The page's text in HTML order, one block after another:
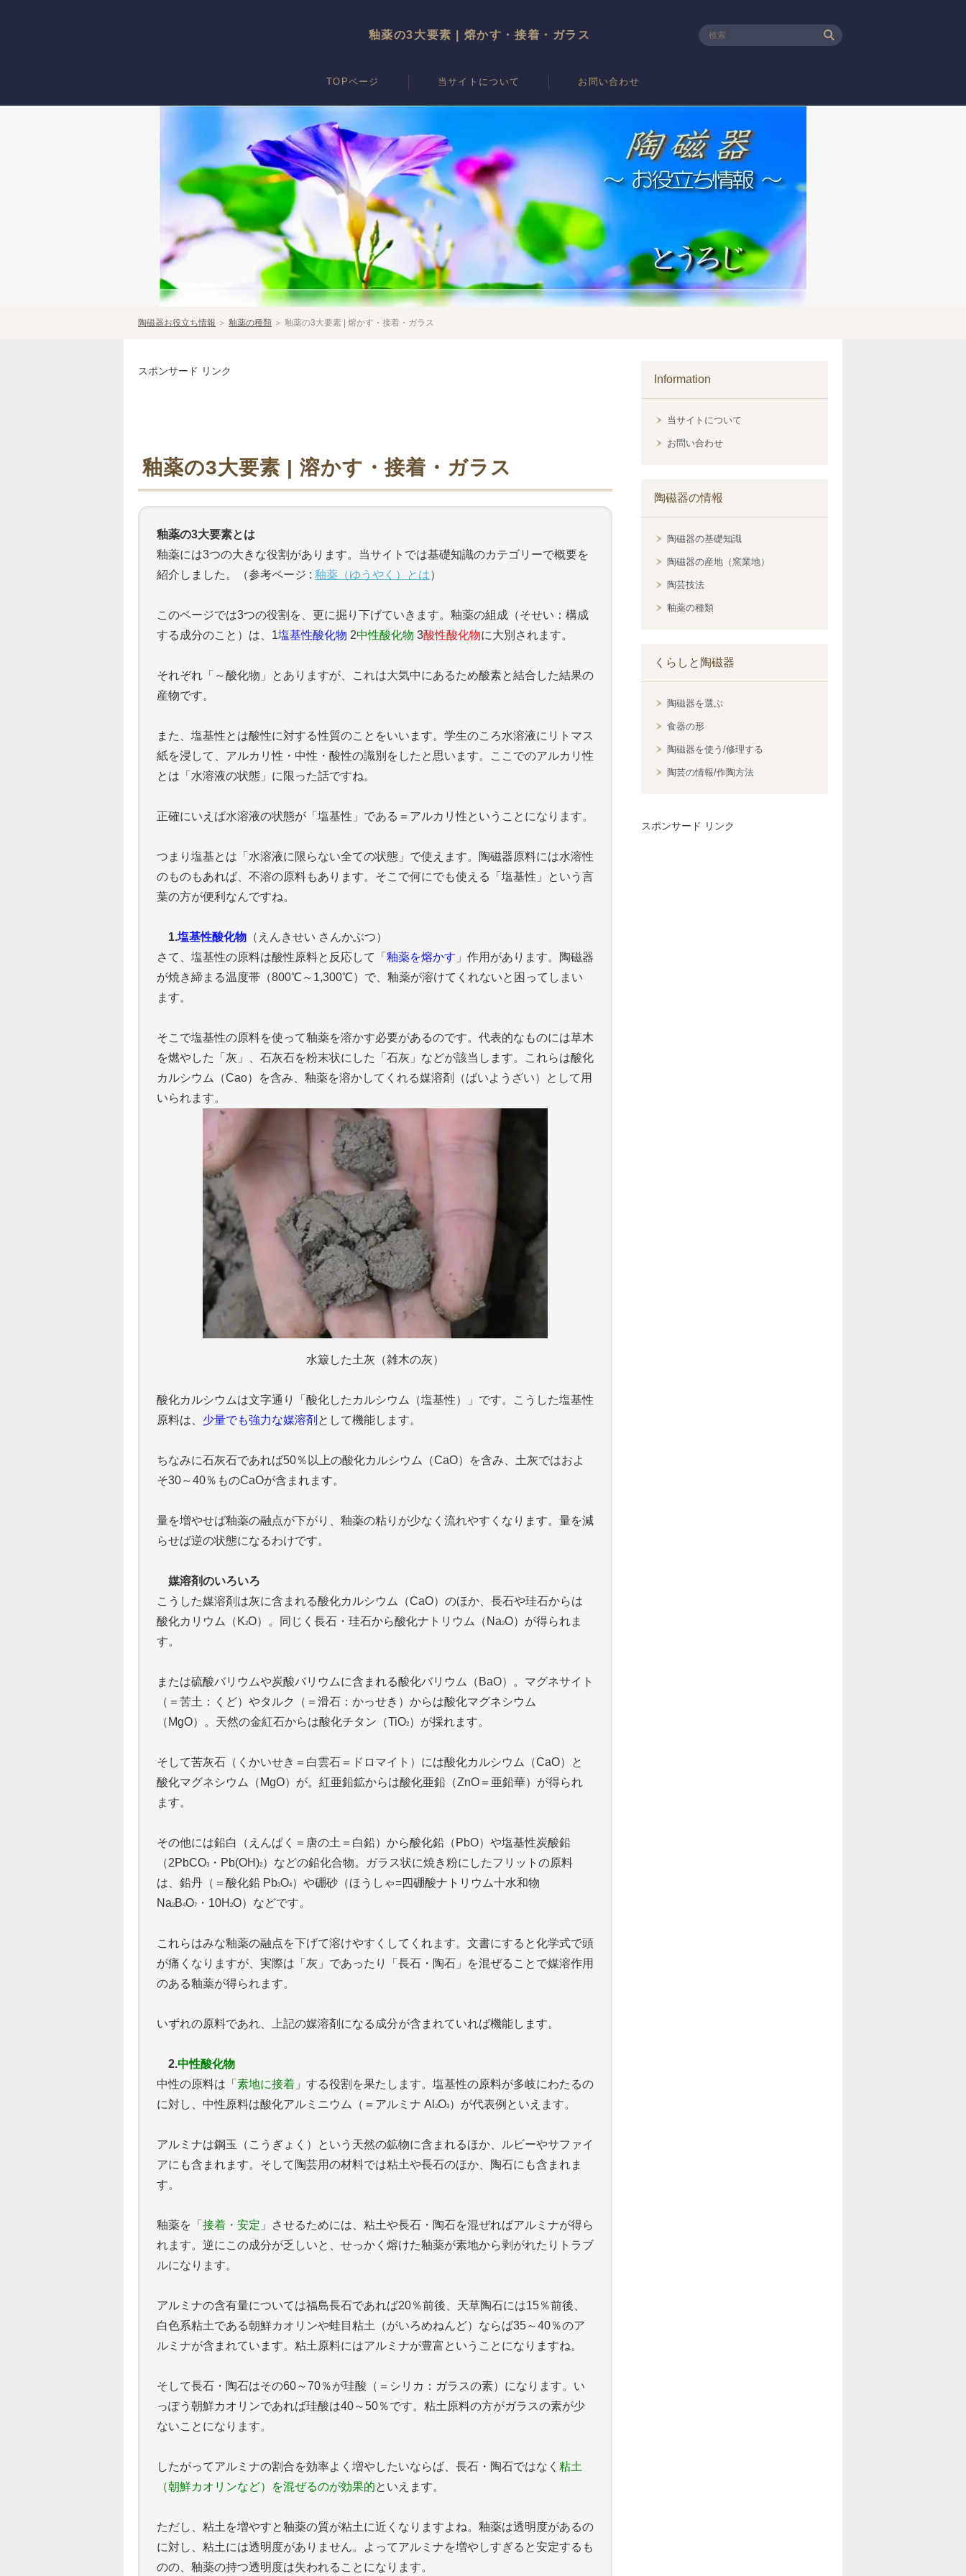
釉薬の3大要素 | 熔かす・接着・ガラス
TOPページ 当サイトについて お問い合わせ
陶磁器お役立ち情報 ＞ 釉薬の種類 ＞ 釉薬の3大要素 | 熔かす・接着・ガラス
スポンサード リンク
釉薬の3大要素 | 溶かす・接着・ガラス
釉薬の3大要素とは
釉薬には3つの大きな役割があります。当サイトでは基礎知識のカテゴリーで概要を
紹介しました。（参考ページ : 釉薬（ゆうやく）とは）
このページでは3つの役割を、更に掘り下げていきます。釉薬の組成（そせい：構成
する成分のこと）は、1塩基性酸化物 2中性酸化物 3酸性酸化物に大別されます。
それぞれ「～酸化物」とありますが、これは大気中にあるため酸素と結合した結果の
産物です。
また、塩基性とは酸性に対する性質のことをいいます。学生のころ水溶液にリトマス
紙を浸して、アルカリ性・中性・酸性の識別をしたと思います。ここでのアルカリ性
とは「水溶液の状態」に限った話ですね。
正確にいえば水溶液の状態が「塩基性」である＝アルカリ性ということになります。
つまり塩基とは「水溶液に限らない全ての状態」で使えます。陶磁器原料には水溶性
のものもあれば、不溶の原料もあります。そこで何にでも使える「塩基性」という言
葉の方が便利なんですね。
1.塩基性酸化物 （えんきせい さんかぶつ）
さて、塩基性の原料は酸性原料と反応して「 釉薬を熔かす 」作用があります。陶磁器
が焼き締まる温度帯（800℃～1,300℃）で、釉薬が溶けてくれないと困ってしまい
ます。
そこで塩基性の原料を使って釉薬を溶かす必要があるのです。代表的なものには草木
を燃やした「灰」、石灰石を粉末状にした「石灰」などが該当します。これらは酸化
カルシウム（Cao）を含み、釉薬を溶かしてくれる媒溶剤（ばいようざい）として用
いられます。
水簸した土灰（雑木の灰）
酸化カルシウムは文字通り「酸化したカルシウム（塩基性）」です。こうした塩基性
原料は、 少量でも強力な媒溶剤 として機能します。
ちなみに石灰石であれば50％以上の酸化カルシウム（CaO）を含み、土灰ではおよ
そ30～40％ものCaOが含まれます。
量を増やせば釉薬の融点が下がり、釉薬の粘りが少なく流れやすくなります。量を減
らせば逆の状態になるわけです。
媒溶剤のいろいろ
こうした媒溶剤は灰に含まれる酸化カルシウム（CaO）のほか、長石や珪石からは
酸化カリウム（K2O）。同じく長石・珪石から酸化ナトリウム（Na2O）が得られま
す。
または硫酸バリウムや炭酸バリウムに含まれる酸化バリウム（BaO）。マグネサイト
（＝苦土：くど）やタルク（＝滑石：かっせき）からは酸化マグネシウム
（MgO）。天然の金紅石からは酸化チタン（TiO2 ）が採れます。
そして苦灰石（くかいせき＝白雲石＝ドロマイト）には酸化カルシウム（CaO）と
酸化マグネシウム（MgO）が。紅亜鉛鉱からは酸化亜鉛（ZnO＝亜鉛華）が得られ
ます。
その他には鉛白（えんぱく＝唐の土＝白鉛）から酸化鉛（PbO）や塩基性炭酸鉛
（2PbCO3 ・Pb(OH)2 ）などの鉛化合物。ガラス状に焼き粉にしたフリットの原料
は、鉛丹（＝酸化鉛 Pb3O4）や硼砂（ほうしゃ=四硼酸ナトリウム十水和物
Na2 B4O7 ・10H 2O）などです。
これらはみな釉薬の融点を下げて溶けやすくしてくれます。文書にすると化学式で頭
が痛くなりますが、実際は「灰」であったり「長石・陶石」を混ぜることで媒溶作用
のある釉薬が得られます。
いずれの原料であれ、上記の媒溶剤になる成分が含まれていれば機能します。
2.中性酸化物
中性の原料は「 素地に接着 」する役割を果たします。塩基性の原料が多岐にわたるの
に対し、中性原料は酸化アルミニウム（＝アルミナ Al 2O3 ）が代表例といえます。
アルミナは鋼玉（こうぎょく）という天然の鉱物に含まれるほか、ルビーやサファイ
アにも含まれます。そして陶芸用の材料では粘土や長石のほか、陶石にも含まれま
す。
釉薬を「 接着・安定 」させるためには、粘土や長石・陶石を混ぜればアルミナが得ら
れます。逆にこの成分が乏しいと、せっかく熔けた釉薬が素地から剥がれたりトラブ
ルになります。
アルミナの含有量については福島長石であれば20％前後、天草陶石には15％前後、
白色系粘土である朝鮮カオリンや蛙目粘土（がいろめねんど）ならば35～40％のア
ルミナが含まれています。粘土原料にはアルミナが豊富ということになりますね。
そして長石・陶石はその60～70％が珪酸（＝シリカ：ガラスの素）になります。い
っぽう朝鮮カオリンであれば珪酸は40～50％です。粘土原料の方がガラスの素が少
ないことになります。
したがってアルミナの割合を効率よく増やしたいならば、長石・陶石ではなく 粘土
（朝鮮カオリンなど）を混ぜるのが効果的といえます。
ただし、粘土を増やすと釉薬の質が粘土に近くなりますよね。釉薬は透明度があるの
に対し、粘土には透明度がありません。よってアルミナを増やしすぎると安定するも
のの、釉薬の持つ透明度は失われることになります。
Information
当サイトについて
お問い合わせ
陶磁器の情報
陶磁器の基礎知識
陶磁器の産地（窯業地）
陶芸技法
釉薬の種類
くらしと陶磁器
陶磁器を選ぶ
食器の形
陶磁器を使う/修理する
陶芸の情報/作陶方法
スポンサード リンク